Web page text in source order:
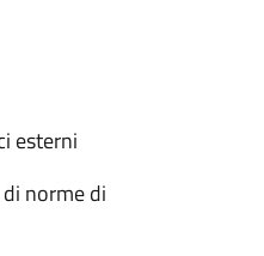
esterni
norme di